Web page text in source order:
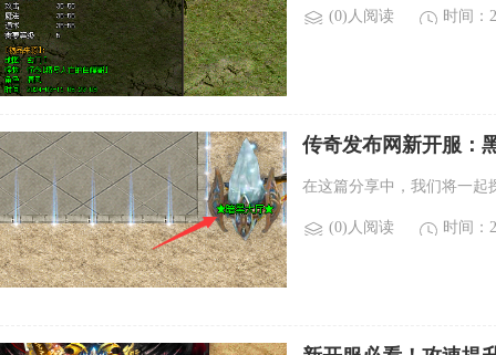
(0)人阅读 时间：
传奇发布网新开服：
在这篇分享中，我们将一起
(0)人阅读 时间：